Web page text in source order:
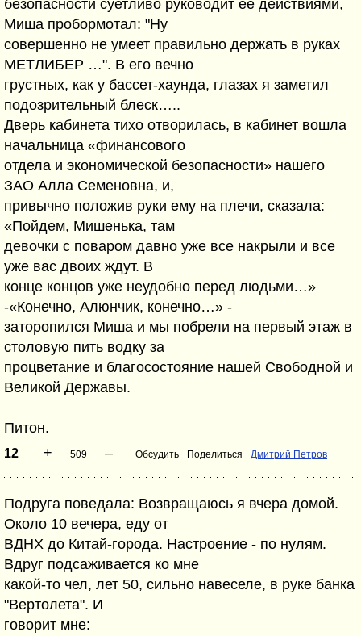
безопасности суетливо руководит ее действиями,
Миша пробормотал: "Ну
совершенно не умеет правильно держать в руках
МЕТЛИБЕР …". В его вечно
грустных, как у бассет-хаунда, глазах я заметил
подозрительный блеск…..
Дверь кабинета тихо отворилась, в кабинет вошла
начальница «финансового
отдела и экономической безопасности» нашего
ЗАО Алла Семеновна, и,
привычно положив руки ему на плечи, сказала:
«Пойдем, Мишенька, там
девочки с поваром давно уже все накрыли и все
уже вас двоих ждут. В
конце концов уже неудобно перед людьми…»
-«Конечно, Алюнчик, конечно…» -
заторопился Миша и мы побрели на первый этаж в
столовую пить водку за
процветание и благосостояние нашей Свободной и
Великой Державы.
Питон.
12 + 509 – Обсудить Поделиться Дмитрий Петров
Подруга поведала: Возвращаюсь я вчера домой.
Около 10 вечера, еду от
ВДНХ до Китай-города. Настроение - по нулям.
Вдруг подсаживается ко мне
какой-то чел, лет 50, сильно навеселе, в руке банка
"Вертолета". И
говорит мне: